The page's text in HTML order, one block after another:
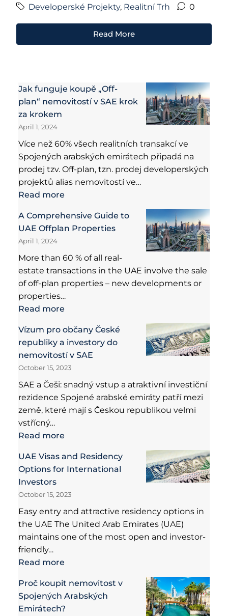
Developerské Projekty, Realitní Trh 0
Read More
Jak funguje koupě „Off-
plan“ nemovitostí v SAE krok
za krokem
April 1, 2024
Více než 60% všech realitních transakcí ve
Spojených arabských emirátech připadá na
prodej tzv. Off-plan, tzn. prodej developerských
projektů alias nemovitostí ve…
Read more
A Comprehensive Guide to
UAE Offplan Properties
April 1, 2024
More than 60 % of all real-
estate transactions in the UAE involve the sale
of off-plan properties – new developments or
properties…
Read more
Vízum pro občany České
republiky a investory do
nemovitostí v SAE
October 15, 2023
SAE a Češi: snadný vstup a atraktivní investiční
rezidence Spojené arabské emiráty patří mezi
země, které mají s Českou republikou velmi
vstřícný…
Read more
UAE Visas and Residency
Options for International
Investors
October 15, 2023
Easy entry and attractive residency options in
the UAE The United Arab Emirates (UAE)
maintains one of the most open and investor-
friendly…
Read more
Proč koupit nemovitost v
Spojených Arabských
Emirátech?